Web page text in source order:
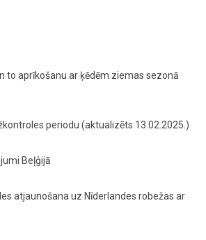
to aprīkošanu ar ķēdēm ziemas sezonā
periodu (aktualizēts 13.02.2025.)
Beļģijā
atjaunošana uz Nīderlandes robežas ar